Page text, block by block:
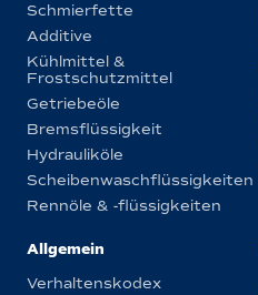
Schmierfette
Additive
Kühlmittel &
Frostschutzmittel
Getriebeöle
Bremsflüssigkeit
Hydrauliköle
Scheibenwaschflüssigkeiten
Rennöle & -flüssigkeiten
Allgemein
Verhaltenskodex